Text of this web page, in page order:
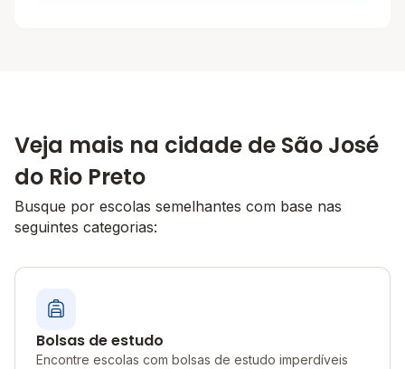
Veja mais na cidade de São José
do Rio Preto
Busque por escolas semelhantes com base nas
seguintes categorias:
Bolsas de estudo
Encontre escolas com bolsas de estudo imperdíveis